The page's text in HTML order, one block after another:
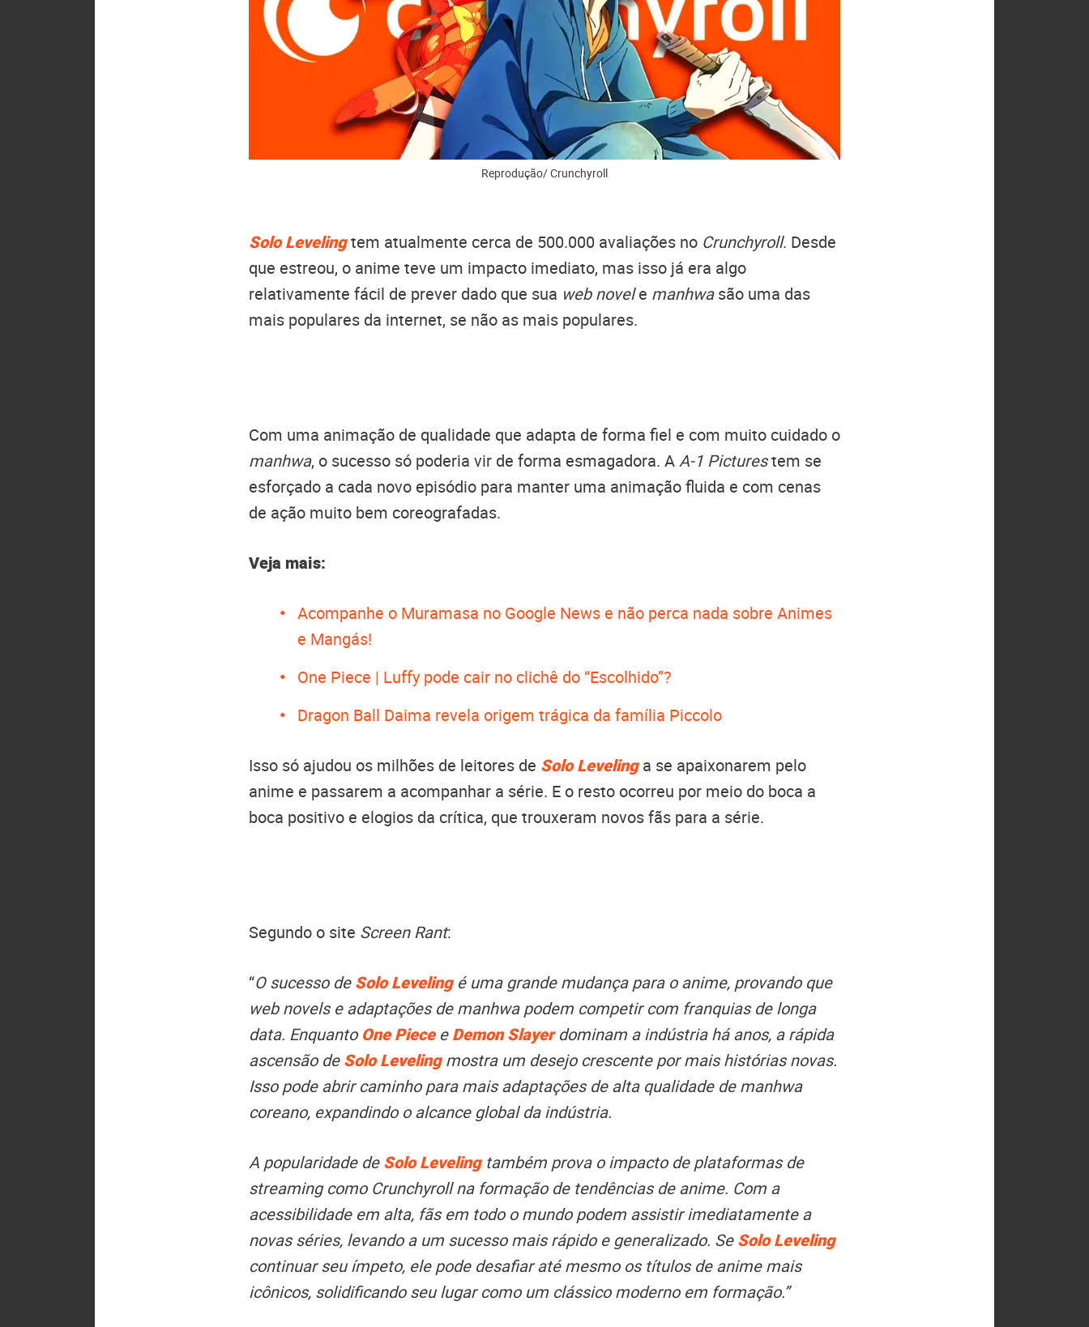
Reprodução/ Crunchyroll
Solo Levelingtem atualmente cerca de 500.000 avaliações no Crunchyroll. Desde
que estreou, o anime teve um impacto imediato, mas isso já era algo
relativamente fácil de prever dado que sua web novele manhwasão uma das
mais populares da internet, se não as mais populares.
Com uma animação de qualidade que adapta de forma fiel e com muito cuidado o
manhwa, o sucesso só poderia vir de forma esmagadora. AA-1 Picturestem se
esforçado a cada novo episódio para manter uma animação fluida e com cenas
de ação muito bem coreografadas.
Veja mais:
Acompanhe o Muramasa no Google News e não perca nada sobre Animes
e Mangás!
One Piece | Luffy pode cair no clichê do “Escolhido”?
Dragon Ball Daima revela origem trágica da família Piccolo
Isso só ajudou os milhões de leitores de Solo Levelinga se apaixonarem pelo
anime e passarem a acompanhar a série. E o resto ocorreu por meio do boca a
boca positivo e elogios da crítica, que trouxeram novos fãs para a série.
Segundo o site Screen Rant:
“O sucesso deSolo Leveling é uma grande mudança para o anime, provando que
web novels e adaptações de manhwa podem competir com franquias de longa
data. Enquanto One PieceeDemon Slayer dominam a indústria há anos, a rápida
ascensão deSolo Leveling mostra um desejo crescente por mais histórias novas.
Isso pode abrir caminho para mais adaptações de alta qualidade de manhwa
coreano, expandindo o alcance global da indústria.
A popularidade deSolo Leveling também prova o impacto de plataformas de
streaming como Crunchyroll na formação de tendências de anime. Com a
acessibilidade em alta, fãs em todo o mundo podem assistir imediatamente a
novas séries, levando a um sucesso mais rápido e generalizado. SeSolo Leveling
continuar seu ímpeto, ele pode desafiar até mesmo os títulos de anime mais
icônicos, solidificando seu lugar como um clássico moderno em formação.”